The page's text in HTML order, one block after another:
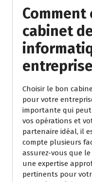
cabinet
Choisir le bon
pour votre
importante qui
vos opérations et
partenaire idéal, il
compte plusieurs
assurez-vous que
une expertise
pertinents pour